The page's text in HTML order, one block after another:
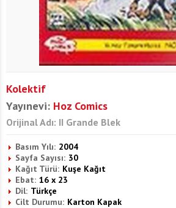
Kolektif
Yayınevi: Hoz Comics
Orijinal Adı: II Grande Blek
Basım Yılı: 2004
Sayfa Sayısı: 30
Kağıt Türü: Kuşe Kağıt
Ebat: 16 x 23
Dil: Türkçe
Cilt Durumu: Karton Kapak